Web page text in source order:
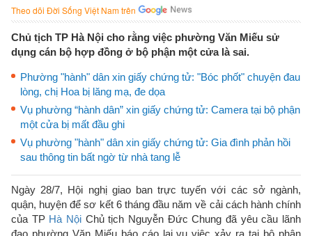
Theo dõi Đời Sống Việt Nam trên
Chủ tịch TP Hà Nội cho rằng việc phường Văn Miếu sử
dụng cán bộ hợp đồng ở bộ phận một cửa là sai.
Phường "hành" dân xin giấy chứng tử: "Bóc phốt" chuyện đau
lòng, chị Hoa bị lăng mạ, đe dọa
Vụ phường “hành dân” xin giấy chứng tử: Camera tại bộ phận
một cửa bị mất đầu ghi
Vụ phường "hành" dân xin giấy chứng tử: Gia đình phản hồi
sau thông tin bất ngờ từ nhà tang lễ
Ngày 28/7, Hội nghị giao ban trực tuyến với các sở ngành,
quận, huyện để sơ kết 6 tháng đầu năm về cải cách hành chính
của TP Hà Nội Chủ tịch Nguyễn Đức Chung đã yêu cầu lãnh
đạo phường Văn Miếu báo cáo lại vụ việc xảy ra tại bộ phận